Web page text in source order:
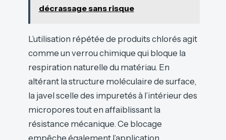
décrassage sans risque
L’utilisation répétée de produits chlorés agit
comme un verrou chimique qui bloque la
respiration naturelle du matériau. En
altérant la structure moléculaire de surface,
la javel scelle des impuretés à l’intérieur des
micropores tout en affaiblissant la
résistance mécanique. Ce blocage